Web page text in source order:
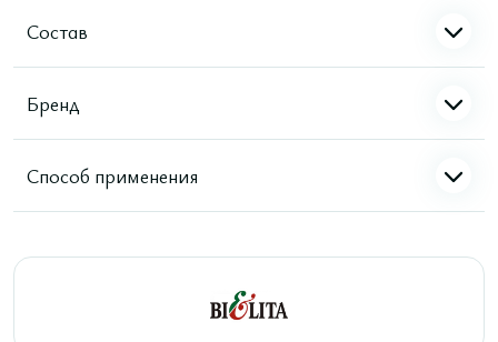
Состав
Бренд
Способ применения